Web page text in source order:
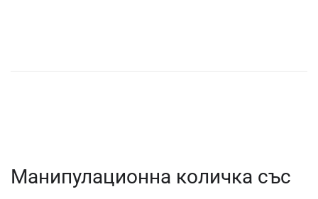
Манипулационна количка със